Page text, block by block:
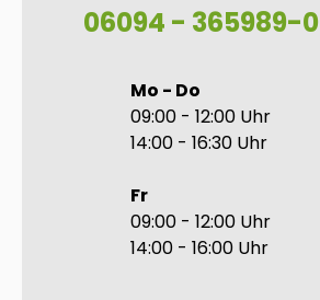
06094 - 365989-0
Mo - Do
09:00 - 12:00 Uhr
14:00 - 16:30 Uhr
Fr
09:00 - 12:00 Uhr
14:00 - 16:00 Uhr